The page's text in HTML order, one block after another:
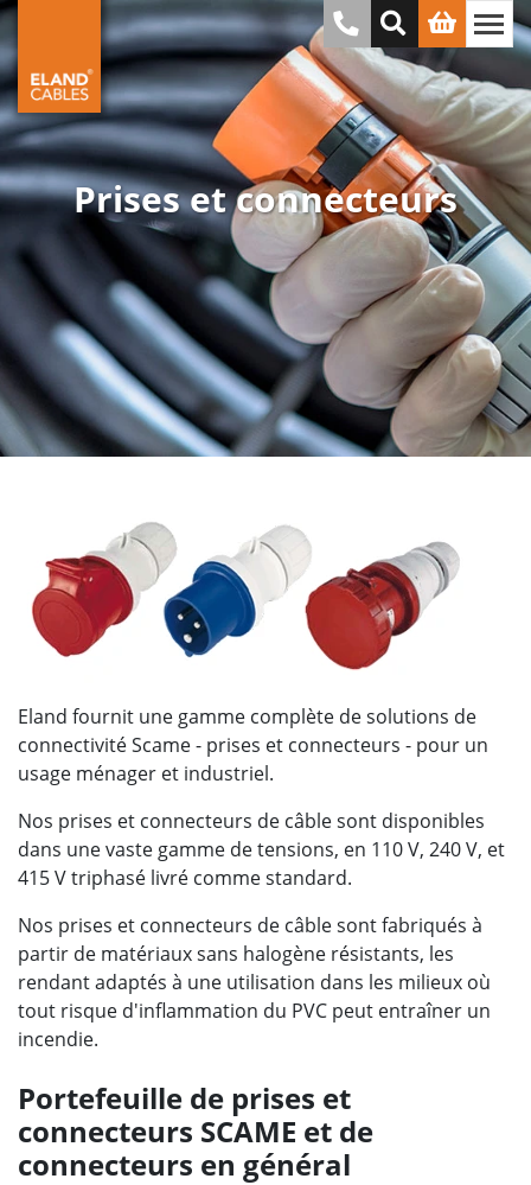
Prises et connecteurs
Eland fournit une gamme complète de solutions de
connectivité Scame - prises et connecteurs - pour un
usage ménager et industriel.
Nos prises et connecteurs de câble sont disponibles
dans une vaste gamme de tensions, en 110 V, 240 V, et
415 V triphasé livré comme standard.
Nos prises et connecteurs de câble sont fabriqués à
partir de matériaux sans halogène résistants, les
rendant adaptés à une utilisation dans les milieux où
tout risque d'inflammation du PVC peut entraîner un
incendie.
Portefeuille de prises et
connecteurs SCAME et de
connecteurs en général